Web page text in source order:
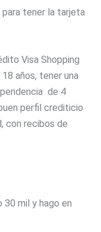
para tener la tarjeta
Visa Shopping
años, tener una
de 4
perfil crediticio
con recibos de
30 mil y hago en